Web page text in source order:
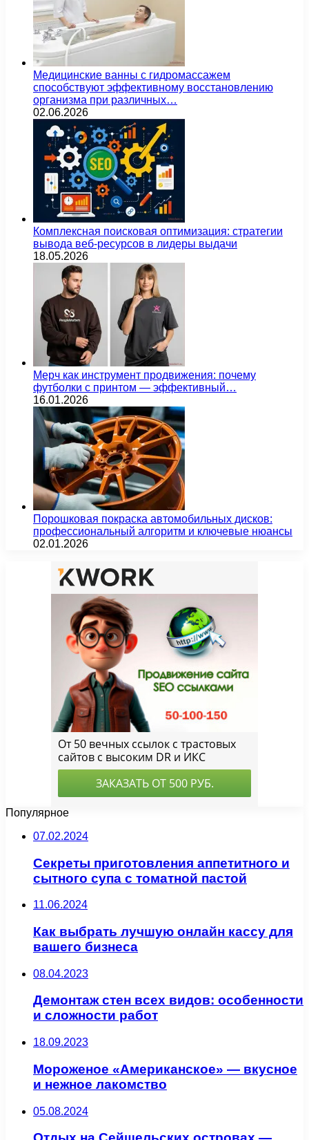
Медицинские ванны с гидромассажем
способствуют эффективному восстановлению
организма при различных…
02.06.2026
Комплексная поисковая оптимизация: стратегии
вывода веб-ресурсов в лидеры выдачи
18.05.2026
Мерч как инструмент продвижения: почему
футболки с принтом — эффективный…
16.01.2026
Порошковая покраска автомобильных дисков:
профессиональный алгоритм и ключевые нюансы
02.01.2026
Популярное
07.02.2024
Секреты приготовления аппетитного и
сытного супа с томатной пастой
11.06.2024
Как выбрать лучшую онлайн кассу для
вашего бизнеса
08.04.2023
Демонтаж стен всех видов: особенности
и сложности работ
18.09.2023
Мороженое «Американское» — вкусное
и нежное лакомство
05.08.2024